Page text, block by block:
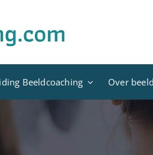
Beeldcoaching Over